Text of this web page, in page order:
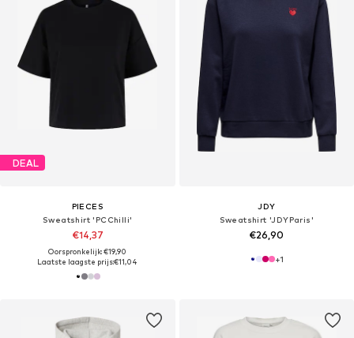
DEAL
PIECES
Sweatshirt 'PCChilli'
€14,37
Oorspronkelijk: €19,90
Laatste laagste prijs:€11,04
JDY
Sweatshirt 'JDYParis'
€26,90
+1